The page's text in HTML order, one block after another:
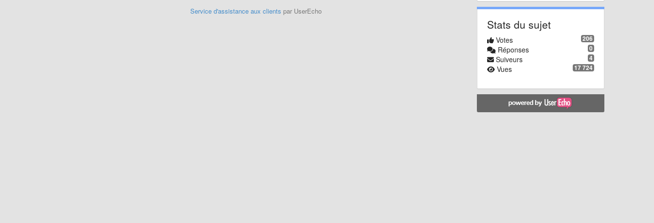
Service d'assistance aux clients par UserEcho
Stats du sujet
206
Votes
0
Réponses
4
Suiveurs
17 724
Vues